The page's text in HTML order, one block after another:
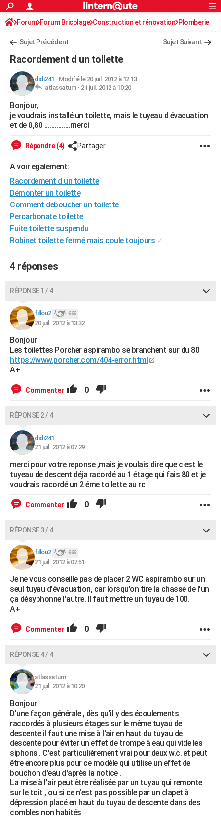
ACTUALITÉS
Politique
Société
Faits Divers
Education
Monde
Villes
+
FINANCE
Retraite
Impôts
Epargne
Immobilier
Risques naturels par ville
Banque
Assurance
Crédit
AUTO
Essais
Réserver un essai
Citadines
Berlines
SUV
Forum auto
+HIGH-TECH
Mobiles
Meilleur smartphone
Internet
Ordinateurs
Jeux vidéo
Guide high-tech
+
Forum
Aménagement intérieur
Extérieur
Cuisine
Salle de bains
Jardinage
Rangement
WEEK-END
Guides de France
Escapades
Patrimoine
Expositions
Musées
Week-end nature
+LIFESTYLE
Art de vivre
Bien-être
Loisirs
Mode
Modes de vie
SANTE
Alimentation
Guide de la santé
Maladies
Médicaments
Sommeil
VOYAGE
Destinations
City break
Voyage nature
Voyage de noces
Forum
Climat
+PHOTO
BONS PLANS
CARTE DE VOEUX
Carte de Noël
Carte Bonne année
Carte Saint-Valentin
Carte Pâques
Carte d'anniversaire
DICTIONNAIRE
Dictionnaire
Biographies
Citations
Expressions
Proverbes
COPAINS D'AVANT
S'inscrire
Se connecter
Lycées
Collèges
Primaires
Universités
Entreprises
Service militaire
Avis de recherche
AVIS DE DÉCÈS
FORUM
Bricolage
Lifestyle
Culture
Sport
Auto
Television
Voyage
Cinema
Rechercher
S'inscrire
Connexion
Forum Forum Bricolage Construction et rénovation Plomberie
Sujet Précédent Sujet Suivant
Racordement d un toilette
didi241 - Modifié le 20 juil. 2012 à 12:13
atlassaturn - 21 juil. 2012 à 10:20
Bonjour,
je voudrais installé un toilette, mais le tuyeau d évacuation
et de 0,80 ...............merci
Répondre (4) Partager
A voir également:
Racordement d un toilette
Demonter un toilette
Comment deboucher un toilette
Percarbonate toilette
Fuite toilette suspendu
Robinet toilette fermé mais coule toujours ✓
4 réponses
RÉPONSE 1 / 4
fillou2 666
20 juil. 2012 à 13:32
Bonjour
Les toilettes Porcher aspirambo se branchent sur du 80
https://www.porcher.com/404-error.html
A+
Commenter 0
RÉPONSE 2 / 4
didi241
21 juil. 2012 à 07:29
merci pour votre reponse ,mais je voulais dire que c est le
tuyeau de descent déja racordé au 1 étage qui fais 80 et je
voudrais racordé un 2 éme toilette au rc
Commenter 0
RÉPONSE 3 / 4
fillou2 666
21 juil. 2012 à 07:51
Je ne vous conseille pas de placer 2 WC aspirambo sur un
seul tuyau d'évacuation, car lorsqu'on tire la chasse de l'un
ça désyphonne l'autre. Il faut mettre un tuyau de 100.
A+
Commenter 0
RÉPONSE 4 / 4
atlassaturn
21 juil. 2012 à 10:20
Bonjour
D'une façon générale , dès qu'il y des écoulements
raccordés à plusieurs étages sur le même tuyau de
descente il faut une mise à l'air en haut du tuyau de
descente pour éviter un effet de trompe à eau qui vide les
siphons . C'est particulièrement vrai pour deux w.c. et peut
être encore plus pour ce modèle qui utilise un effet de
bouchon d'eau d'après la notice .
La mise à l'air peut être réalisée par un tuyau qui remonte
sur le toit , ou si ce n'est pas possible par un clapet à
dépression placé en haut du tuyau de descente dans des
combles non habités